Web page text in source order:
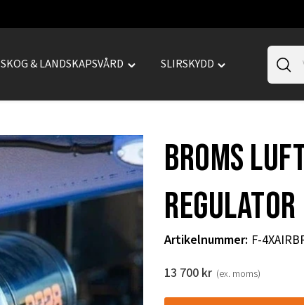
SKOG & LANDSKAPSVÅRD
Toggle
LANDSKAPSVÅRD"
menu
SLIRSKYDD
Toggle
Broms
regulator
Artikelnummer: F-
13 700 kr (ex. moms)